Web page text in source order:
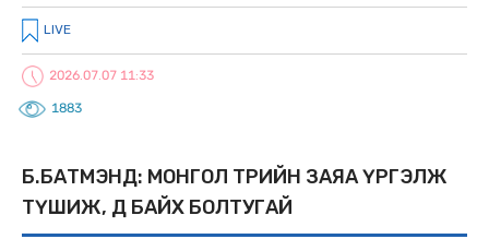
LIVE
2026.07.07 11:33
1883
Б.БАТМЭНД: МОНГОЛ ТӨРИЙН ЗАЯА ҮРГЭЛЖ
ТҮШИЖ, ӨӨДӨӨ БАЙХ БОЛТУГАЙ